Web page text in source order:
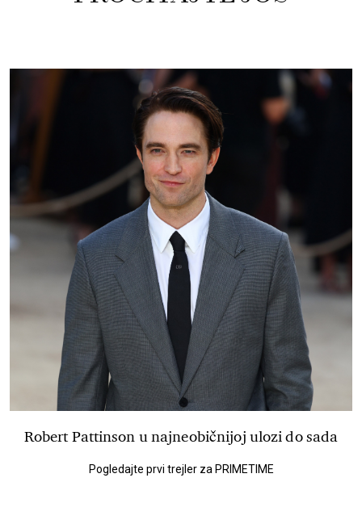
Robert Pattinson u najneobičnijoj ulozi do sada
Pogledajte prvi trejler za PRIMETIME